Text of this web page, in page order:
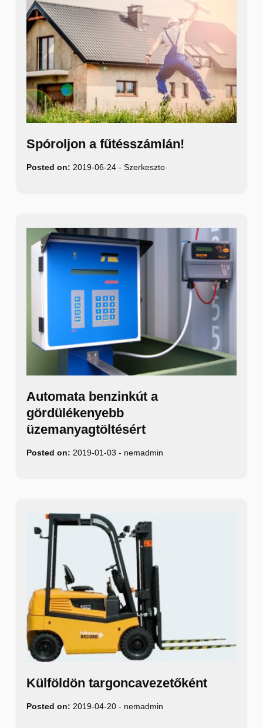
Spóroljon a fűtésszámlán!
Posted on: 2019-06-24 - Szerkeszto
Automata benzinkút a
gördülékenyebb
üzemanyagtöltésért
Posted on: 2019-01-03 - nemadmin
Külföldön targoncavezetőként
Posted on: 2019-04-20 - nemadmin